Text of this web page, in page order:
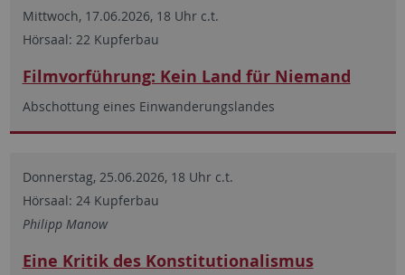
Mittwoch, 17.06.2026, 18 Uhr c.t.
Hörsaal: 22 Kupferbau
Filmvorführung: Kein Land für Niemand
Abschottung eines Einwanderungslandes
Donnerstag, 25.06.2026, 18 Uhr c.t.
Hörsaal: 24 Kupferbau
Philipp Manow
Eine Kritik des Konstitutionalismus